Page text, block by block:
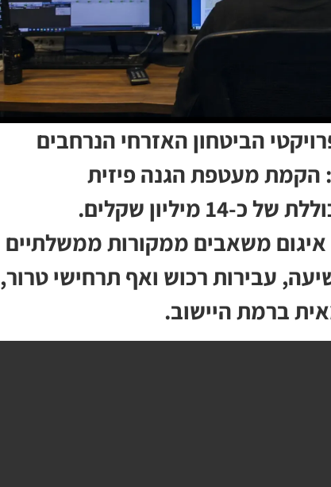
הביטחון האזרחי הנרחבים
הקמת מעטפת הגנה פיזית
שקלים.
משאבים ממקורות ממשלתיים
עבירות רכוש ואף תרחישי טרור,
ברמת היישוב.